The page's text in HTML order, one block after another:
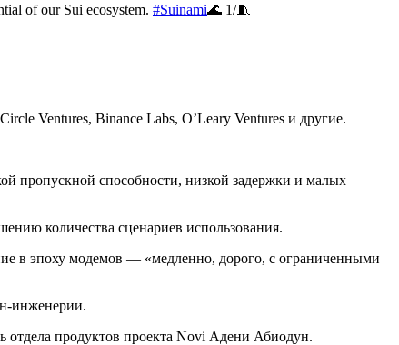
of our Sui ecosystem. #Suinami🌊 1/🧵
Ventures, Binance Labs, O’Leary Ventures и другие.
пропускной способности, низкой задержки и малых
количества сценариев использования.
в эпоху модемов — «медленно, дорого, с ограниченными
инженерии.
продуктов проекта Novi Адени Абиодун.